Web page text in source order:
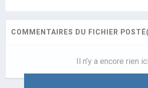
COMMENTAIRES DU FICHIER
Il n’y a encore rien ici